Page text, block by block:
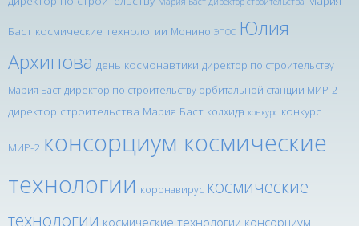
Баст космические технологии Монино ЭПОС Юлия
Архипова день космонавтики директор по строительству
Мария Баст директор по строительству орбитальной станции МИР-2
директор строительства Мария Баст колхида конкурс конкурс
МИР-2 консорциум космические
технологии коронавирус космические
технологии космические технологии консорциум